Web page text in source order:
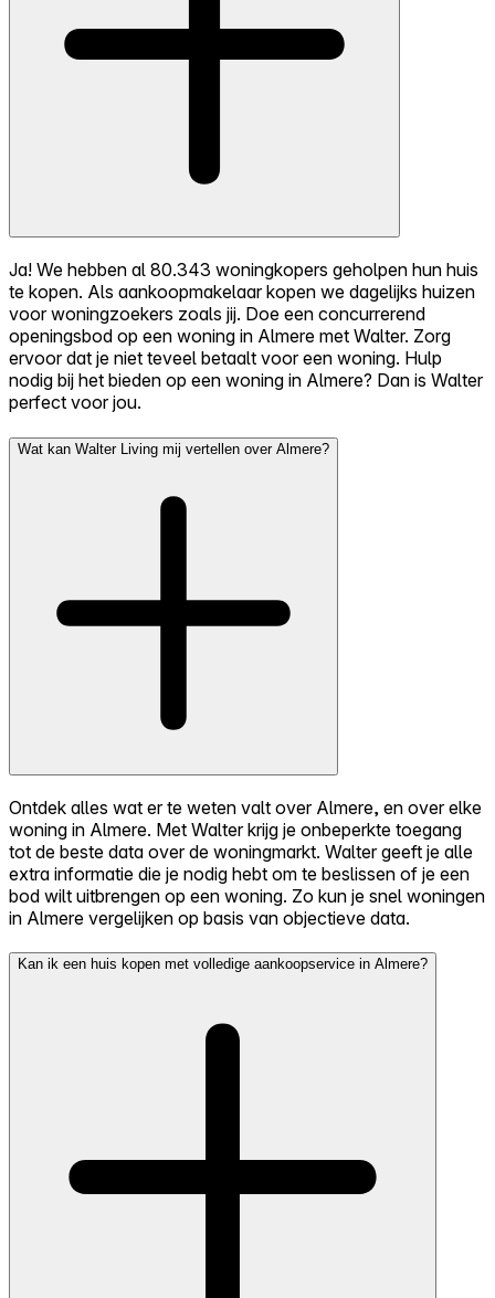
Ja! We hebben al 80.343 woningkopers geholpen hun huis
te kopen. Als aankoopmakelaar kopen we dagelijks huizen
voor woningzoekers zoals jij. Doe een concurrerend
openingsbod op een woning in Almere met Walter. Zorg
ervoor dat je niet teveel betaalt voor een woning. Hulp
nodig bij het bieden op een woning in Almere? Dan is Walter
perfect voor jou.
Wat kan Walter Living mij vertellen over Almere?
Ontdek alles wat er te weten valt over Almere, en over elke
woning in Almere. Met Walter krijg je onbeperkte toegang
tot de beste data over de woningmarkt. Walter geeft je alle
extra informatie die je nodig hebt om te beslissen of je een
bod wilt uitbrengen op een woning. Zo kun je snel woningen
in Almere vergelijken op basis van objectieve data.
Kan ik een huis kopen met volledige aankoopservice in Almere?